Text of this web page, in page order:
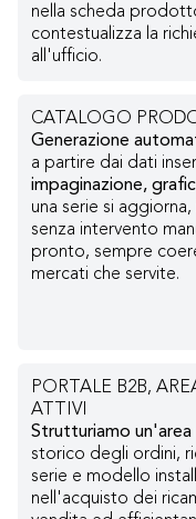
nella scheda
contestualizza la
all'ufficio.
CATALOGO
Generazione
a partire dai dati
impaginazione,
una serie si
senza intervento
pronto, sempre
mercati che servite.
PORTALE B2B,
ATTIVI
Strutturiamo
storico degli ordini,
serie e modello
nell'acquisto dei